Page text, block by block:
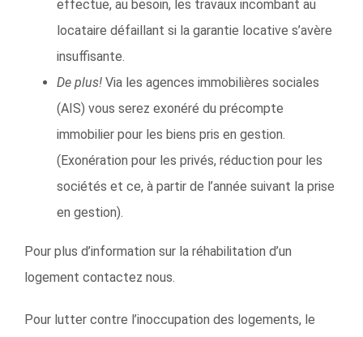
effectue, au besoin, les travaux incombant au
locataire défaillant si la garantie locative s’avère
insuffisante.
De plus! Via les agences immobilières sociales
(AIS) vous serez exonéré du précompte
immobilier pour les biens pris en gestion.
(Exonération pour les privés, réduction pour les
sociétés et ce, à partir de l’année suivant la prise
en gestion).
Pour plus d’information sur la réhabilitation d’un
logement contactez nous.
Pour lutter contre l’inoccupation des logements, le